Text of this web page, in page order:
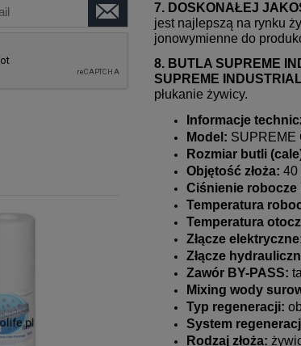
7. DOSKONAŁEJ
jest najlepszą na rynku
jonowymienne do
8. BUTLA SUPREME
SUPREME
płukanie żywicy.
Informacje
Model: SUPREME
Rozmiar butli
Objętość złoża: 40
Ciśnienie robocze
Temperatura
Temperatura
Złącze
Złącze
Zawór BY-PASS:
Mixing wody
Typ regeneracji:
System
Rodzaj złoża: